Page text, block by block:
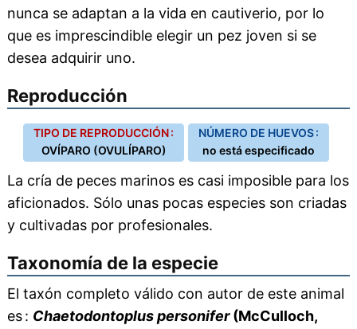
nunca se adaptan a la vida en cautiverio, por lo
que es imprescindible elegir un pez joven si se
desea adquirir uno.
Reproducción
TIPO DE REPRODUCCIÓN :
OVÍPARO (OVULÍPARO)
NÚMERO DE HUEVOS :
no está especificado
La cría de peces marinos es casi imposible para los
aficionados. Sólo unas pocas especies son criadas
y cultivadas por profesionales.
Taxonomía de la especie
El taxón completo válido con autor de este animal
es : Chaetodontoplus personifer(McCulloch,